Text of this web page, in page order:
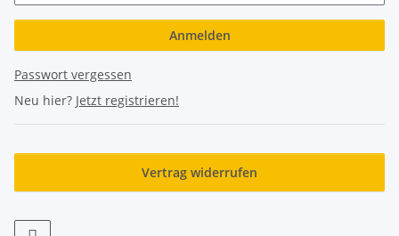
Anmelden
Passwort vergessen
Neu hier? Jetzt registrieren!
Vertrag widerrufen